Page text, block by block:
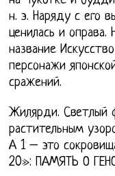
н. э. Наряду с его
ценилась и
название
персонажи
сражений.
Жилярди. Светлый
растительным
А 1 – это
20»: ПАМЯТЬ О